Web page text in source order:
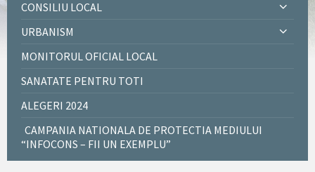
CONSILIU LOCAL
URBANISM
MONITORUL OFICIAL LOCAL
SANATATE PENTRU TOTI
ALEGERI 2024
CAMPANIA NATIONALA DE PROTECTIA MEDIULUI
“INFOCONS – FII UN EXEMPLU”